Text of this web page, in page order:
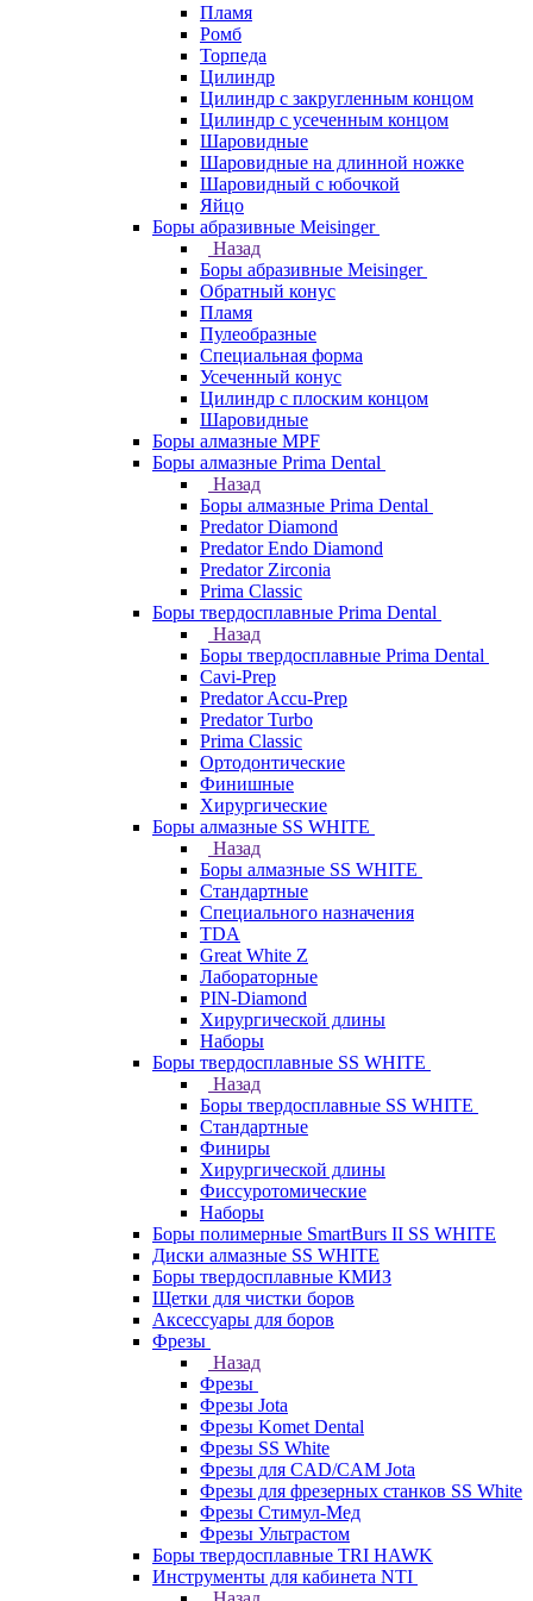
Пламя
Ромб
Торпеда
Цилиндр
Цилиндр с закругленным концом
Цилиндр с усеченным концом
Шаровидные
Шаровидные на длинной ножке
Шаровидный с юбочкой
Яйцо
Боры абразивные Meisinger
Назад
Боры абразивные Meisinger
Обратный конус
Пламя
Пулеобразные
Специальная форма
Усеченный конус
Цилиндр с плоским концом
Шаровидные
Боры алмазные MPF
Боры алмазные Prima Dental
Назад
Боры алмазные Prima Dental
Predator Diamond
Predator Endo Diamond
Predator Zirconia
Prima Classic
Боры твердосплавные Prima Dental
Назад
Боры твердосплавные Prima Dental
Cavi-Prep
Predator Accu-Prep
Predator Turbo
Prima Classic
Ортодонтические
Финишные
Хирургические
Боры алмазные SS WHITE
Назад
Боры алмазные SS WHITE
Стандартные
Специального назначения
TDA
Great White Z
Лабораторные
PIN-Diamond
Хирургической длины
Наборы
Боры твердосплавные SS WHITE
Назад
Боры твердосплавные SS WHITE
Стандартные
Финиры
Хирургической длины
Фиссуротомические
Наборы
Боры полимерные SmartBurs II SS WHITE
Диски алмазные SS WHITE
Боры твердосплавные КМИЗ
Щетки для чистки боров
Аксессуары для боров
Фрезы
Назад
Фрезы
Фрезы Jota
Фрезы Komet Dental
Фрезы SS White
Фрезы для CAD/CAM Jota
Фрезы для фрезерных станков SS White
Фрезы Стимул-Мед
Фрезы Ультрастом
Боры твердосплавные TRI HAWK
Инструменты для кабинета NTI